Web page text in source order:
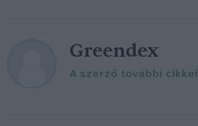
Greendex
A szerző további cikkei